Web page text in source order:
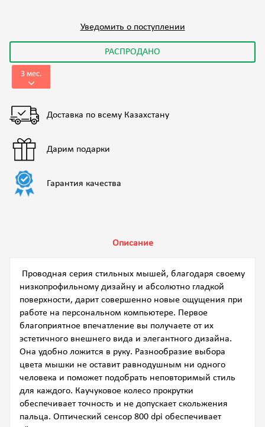
Уведомить о поступлении
РАСПРОДАНО
3 мес.
Доставка по всему Казахстану
Дарим подарки
Гарантия качества
Описание
Проводная серия стильных мышей, благодаря своему
низкопрофильному дизайну и абсолютно гладкой
поверхности, дарит совершенно новые ощущения при
работе на персональном компьютере. Первое
благоприятное впечатление вы получаете от их
эстетичного внешнего вида и элегантного дизайна.
Она удобно ложится в руку. Разнообразие выбора
цвета мышки не оставит равнодушным ни одного
человека и поможет подобрать неповторимый стиль
для каждого. Каучуковое колесо прокрутки
обеспечивает точность и не допускает скольжения
пальца. Оптический сенсор 800 dpi обеспечивает